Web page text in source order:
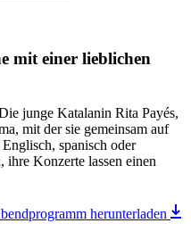
mit einer lieblichen
junge Katalanin Rita Payés,
mit der sie gemeinsam auf
spanisch oder
ihre Konzerte lassen einen
herunterladen